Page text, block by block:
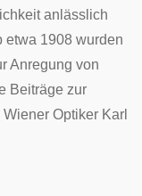
anlässlich
etwa 1908 wurden
Anregung von
Beiträge zur
Optiker Karl